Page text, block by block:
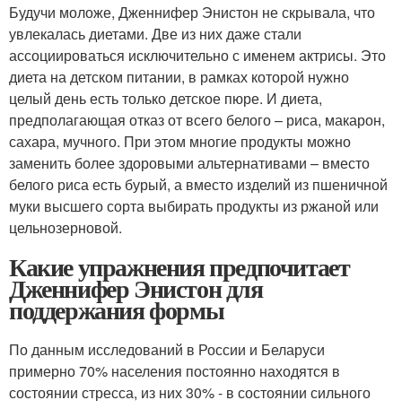
Будучи моложе, Дженнифер Энистон не скрывала, что
увлекалась диетами. Две из них даже стали
ассоциироваться исключительно с именем актрисы. Это
диета на детском питании, в рамках которой нужно
целый день есть только детское пюре. И диета,
предполагающая отказ от всего белого – риса, макарон,
сахара, мучного. При этом многие продукты можно
заменить более здоровыми альтернативами – вместо
белого риса есть бурый, а вместо изделий из пшеничной
муки высшего сорта выбирать продукты из ржаной или
цельнозерновой.
Какие упражнения предпочитает
Дженнифер Энистон для
поддержания формы
По данным исследований в России и Беларуси
примерно 70% населения постоянно находятся в
состоянии стресса, из них 30% - в состоянии сильного